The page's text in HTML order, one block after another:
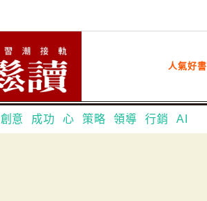
人氣好書
創意 成功 心 策略 領導 行銷 AI